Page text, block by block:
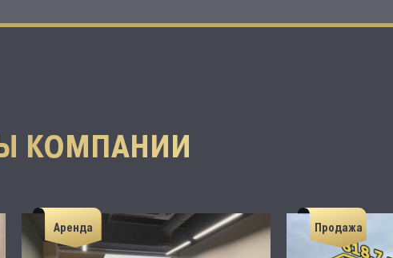
КОМПАНИИ
Аренда Продажа